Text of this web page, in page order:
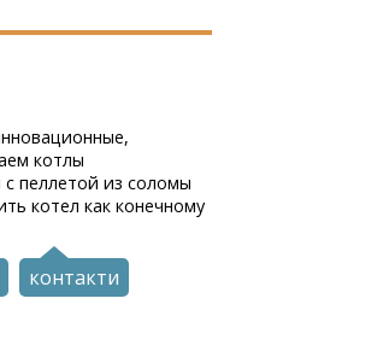
котлы
пеллетой из соломы
котел как конечному
контакти